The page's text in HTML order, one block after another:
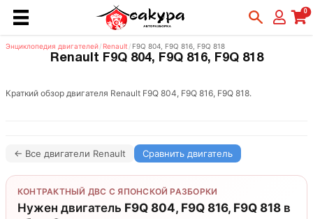
0
Энциклопедия двигателей/ Renault / F9Q 804, F9Q 816, F9Q 818
Renault F9Q 804, F9Q 816, F9Q 818
Краткий обзор двигателя Renault F9Q 804, F9Q 816, F9Q 818.
← Все двигатели Renault Сравнить двигатель
КОНТРАКТНЫЙ ДВС С ЯПОНСКОЙ РАЗБОРКИ
Нужен двигатель F9Q 804, F9Q 816, F9Q 818 в